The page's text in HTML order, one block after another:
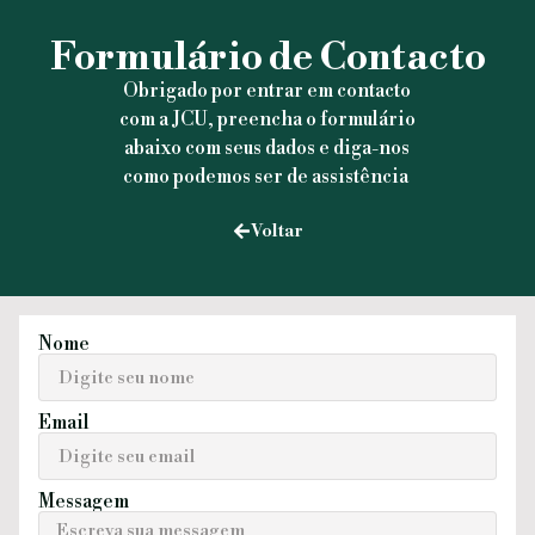
Formulário de Contacto
Obrigado por entrar em contacto
com a JCU, preencha o formulário
abaixo com seus dados e diga-nos
como podemos ser de assistência
Voltar
Nome
Email
Messagem